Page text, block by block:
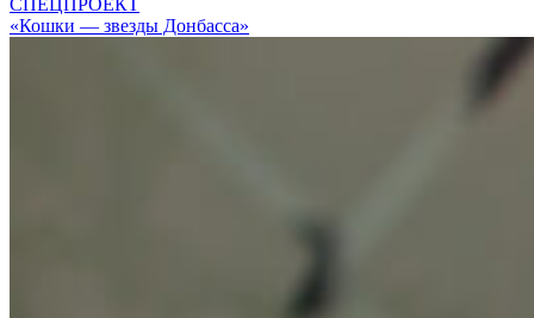
СПЕЦПРОЕКТ
«Кошки — звезды Донбасса»